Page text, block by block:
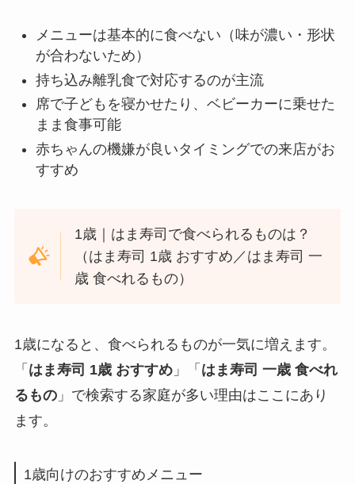
メニューは基本的に食べない（味が濃い・形状
が合わないため）
持ち込み離乳食で対応するのが主流
席で子どもを寝かせたり、ベビーカーに乗せた
まま食事可能
赤ちゃんの機嫌が良いタイミングでの来店がお
すすめ
1歳｜はま寿司で食べられるものは？
（はま寿司 1歳 おすすめ／はま寿司 一
歳 食べれるもの）
1歳になると、食べられるものが一気に増えます。
「 はま寿司 1歳 おすすめ」「 はま寿司 一歳 食べれ
るもの」で検索する家庭が多い理由はここにあり
ます。
1歳向けのおすすめメニュー